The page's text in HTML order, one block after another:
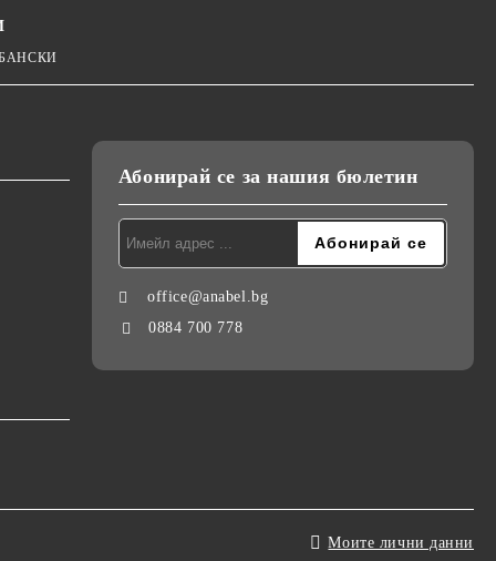
Абонирай се за нашия бюлетин
office@anabel.bg
0884 700 778
Моите лични данни